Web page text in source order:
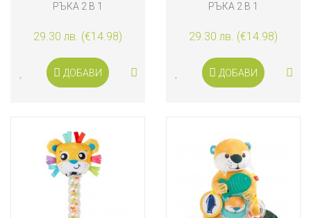
РЪКА 2 В 1
29.30 лв. (€14.98)
ДОБАВИ
РЪКА 2 В 1
29.30 лв. (€14.98)
ДОБАВИ